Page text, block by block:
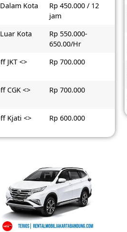
Kota
Rp 450.000 / 12
jam
Kota
Rp 550.000-
650.00/Hr
JKT <>
Rp 700.000
CGK <>
Rp 700.000
Kjati <>
Rp 600.000